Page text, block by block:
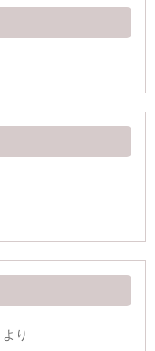
より